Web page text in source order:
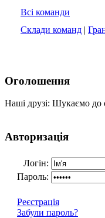
Всі команди
Склади команд |
Оголошення
Наші друзі: Шукаємо до
Авторизація
Логін:
Пароль:
Реєстрація
Забули пароль?